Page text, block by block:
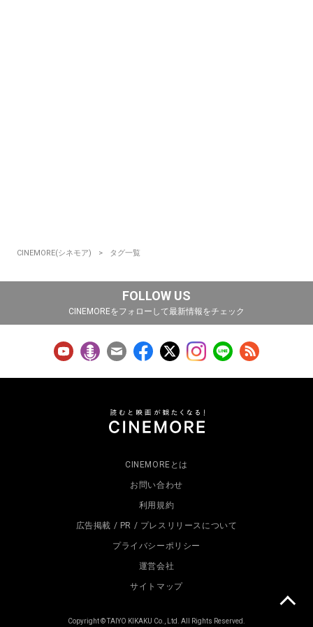
CINEMORE(シネモア) タグ一覧
FOLLOW US
CINEMOREをフォローして最新情報をチェック
CINEMOREとは
お問い合わせ
利用規約
広告掲載 / PR / プレスリリースについて
プライバシーポリシー
運営会社
サイトマップ
Copyright © TAIYO KIKAKU Co., Ltd. All Rights Reserved.